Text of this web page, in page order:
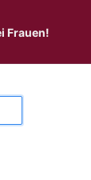
Frauen!